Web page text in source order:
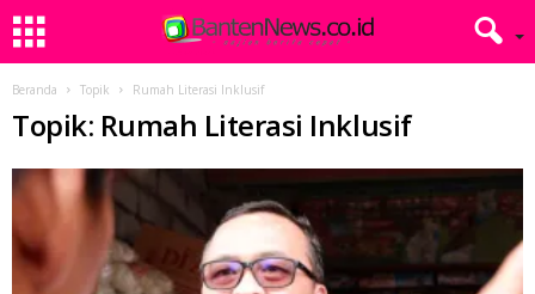
Beranda Topik Rumah Literasi Inklusif
Topik: Rumah Literasi Inklusif